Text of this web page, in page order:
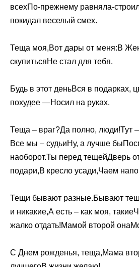
всехПо-прежнему равняла-
покидал веселый смех.
Теща моя,Вот дары от меня:В
скупитьсяНе стал для тебя.
Будь в этот деньВся в подарках,
похудее —Носил на руках.
Теща – враг?Да полно, люди!Тут –
Все мы – судьиНу, а лучше
наоборот.Ты перед тещейДверь
подари,В кресло усади,Чаем
Тещи бывают разные.Бывают
и никакие,А есть – как моя,
жалко отдать!Мамой второй
С Днем рожденья, теща,Мама